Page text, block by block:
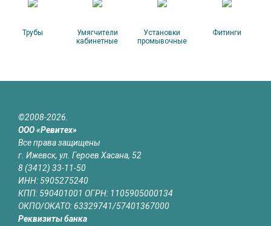
Трубы
Умягчители
кабинетные
Установки
промывочные
Фитинги
©2008-2026.
ООО «Ревитех»
Все права защищены
г. Ижевск, ул. Героев Хасана, 52
8 (3412) 33-11-50
ИНН: 5905275240
КПП: 590401001 ОГРН: 1105905000134
ОКПО/ОКАТО: 63329741/57401367000
Реквизиты банка